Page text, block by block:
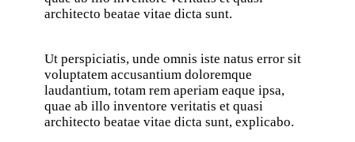
architecto beatae vitae dicta sunt.
Ut perspiciatis, unde omnis iste natus error sit
voluptatem accusantium doloremque
laudantium, totam rem aperiam eaque ipsa,
quae ab illo inventore veritatis et quasi
architecto beatae vitae dicta sunt, explicabo.